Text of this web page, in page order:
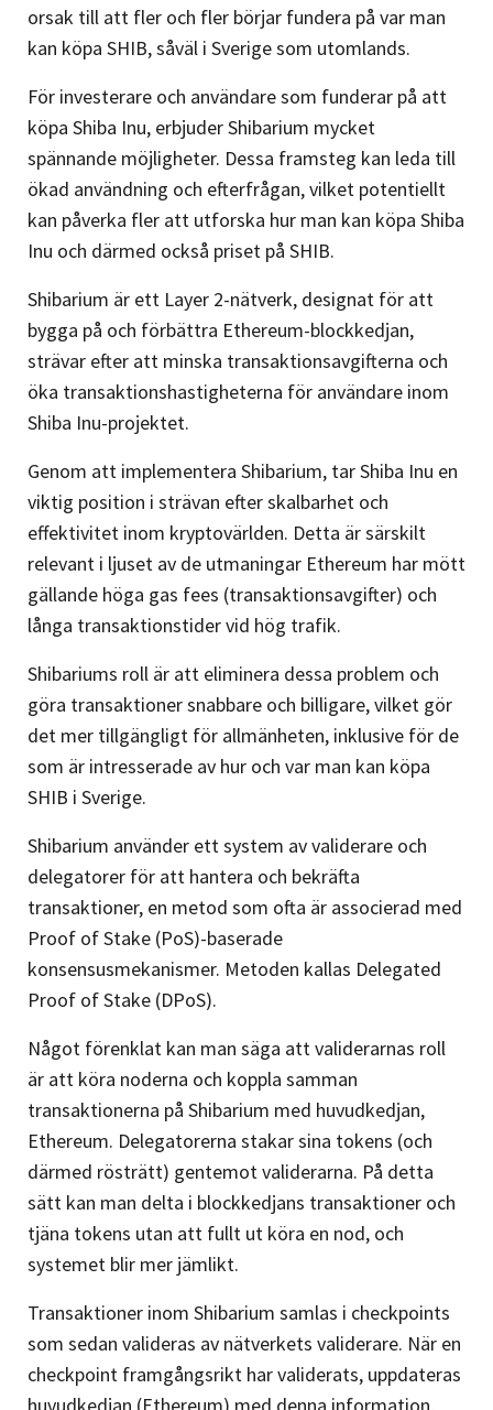
orsak till att fler och fler börjar fundera på var man
kan köpa SHIB, såväl i Sverige som utomlands.
För investerare och användare som funderar på att
köpa Shiba Inu, erbjuder Shibarium mycket
spännande möjligheter. Dessa framsteg kan leda till
ökad användning och efterfrågan, vilket potentiellt
kan påverka fler att utforska hur man kan köpa Shiba
Inu och därmed också priset på SHIB.
Shibarium är ett Layer 2-nätverk, designat för att
bygga på och förbättra Ethereum-blockkedjan,
strävar efter att minska transaktionsavgifterna och
öka transaktionshastigheterna för användare inom
Shiba Inu-projektet.
Genom att implementera Shibarium, tar Shiba Inu en
viktig position i strävan efter skalbarhet och
effektivitet inom kryptovärlden. Detta är särskilt
relevant i ljuset av de utmaningar Ethereum har mött
gällande höga gas fees (transaktionsavgifter) och
långa transaktionstider vid hög trafik.
Shibariums roll är att eliminera dessa problem och
göra transaktioner snabbare och billigare, vilket gör
det mer tillgängligt för allmänheten, inklusive för de
som är intresserade av hur och var man kan köpa
SHIB i Sverige.
Shibarium använder ett system av validerare och
delegatorer för att hantera och bekräfta
transaktioner, en metod som ofta är associerad med
Proof of Stake (PoS)-baserade
konsensusmekanismer. Metoden kallas Delegated
Proof of Stake (DPoS).
Något förenklat kan man säga att validerarnas roll
är att köra noderna och koppla samman
transaktionerna på Shibarium med huvudkedjan,
Ethereum. Delegatorerna stakar sina tokens (och
därmed rösträtt) gentemot validerarna. På detta
sätt kan man delta i blockkedjans transaktioner och
tjäna tokens utan att fullt ut köra en nod, och
systemet blir mer jämlikt.
Transaktioner inom Shibarium samlas i checkpoints
som sedan valideras av nätverkets validerare. När en
checkpoint framgångsrikt har validerats, uppdateras